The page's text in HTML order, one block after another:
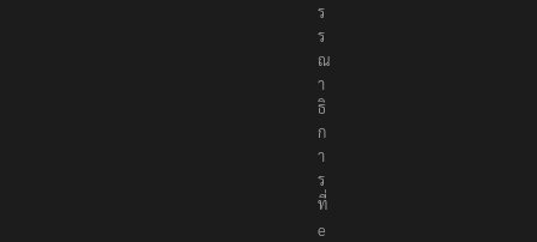
ร
ร
ณ
า
ธิ
ก
า
ร
ที่
e